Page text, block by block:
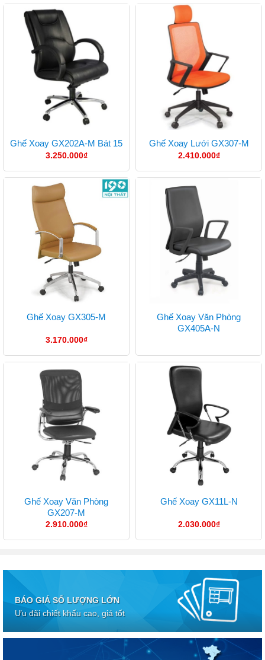
Ghế Xoay GX202A-M Bát 15
3.250.000₫
Ghế Xoay Lưới GX307-M
2.410.000₫
Ghế Xoay GX305-M
3.170.000₫
Ghế Xoay Văn Phòng
GX405A-N
Ghế Xoay Văn Phòng
GX207-M
2.910.000₫
Ghế Xoay GX11L-N
2.030.000₫
BÁO GIÁ SỐ LƯỢNG LỚN
Ưu đãi chiết khấu cao, giá tốt